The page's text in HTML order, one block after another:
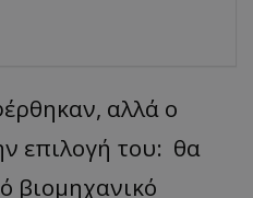
αλλά ο
επιλογή του: θα
βιομηχανικό